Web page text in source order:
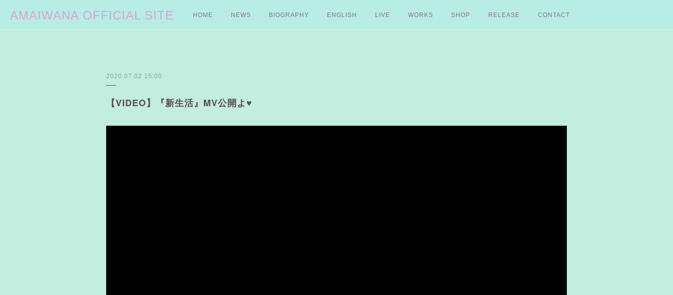
AMAIWANA OFFICIAL SITE HOME NEWS BIOGRAPHY ENGLISH LIVE WORKS SHOP RELEASE CONTACT
2020.07.02 15:00
【VIDEO】『新生活』MV公開よ♥